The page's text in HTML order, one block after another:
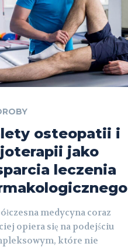
osteopatii i
jako
leczenia
medycyna coraz
opiera się na podejściu
które nie